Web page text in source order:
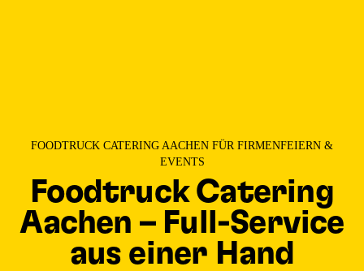
FOODTRUCK CATERING AACHEN FÜR FIRMENFEIERN &
EVENTS
Foodtruck Catering
Aachen – Full-Service
aus einer Hand